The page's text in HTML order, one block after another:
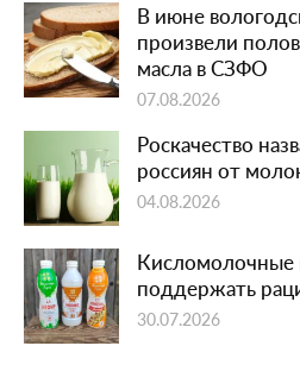
В июне
произвели
масла в СЗФО
07.08.2026
Роскачество
россиян от
04.08.2026
Кисломолочные
поддержать
30.07.2026